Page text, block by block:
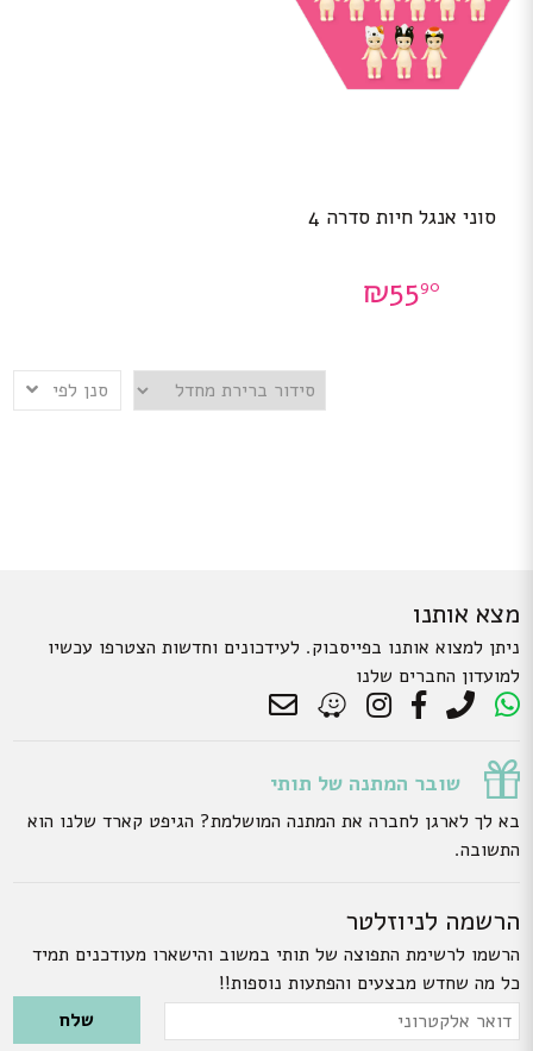
סוני אנגל חיות סדרה 4
₪5590
סנן לפי
מצא אותנו
ניתן למצוא אותנו בפייסבוק. לעידכונים וחדשות הצטרפו עכשיו
למועדון החברים שלנו
שובר המתנה של תותי
בא לך לארגן לחברה את המתנה המושלמת? הגיפט קארד שלנו הוא
התשובה.
הרשמה לניוזלטר
הרשמו לרשימת התפוצה של תותי במשוב והישארו מעודכנים תמיד
כל מה שחדש מבצעים והפתעות נוספות!!
Please leave this field empty.